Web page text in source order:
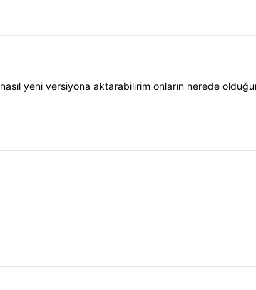
yeni versiyona aktarabilirim onların nerede